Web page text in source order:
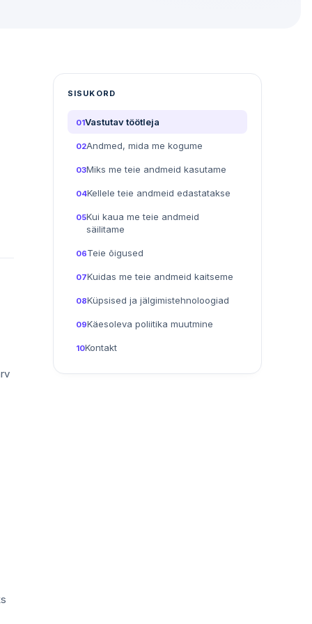
SISUKORD
01Vastutav töötleja
02Andmed, mida me kogume
03Miks me teie andmeid kasutame
04Kellele teie andmeid edastatakse
05Kui kaua me teie andmeid
säilitame
06Teie õigused
07Kuidas me teie andmeid kaitseme
08Küpsised ja jälgimistehnoloogiad
09Käesoleva poliitika muutmine
10Kontakt